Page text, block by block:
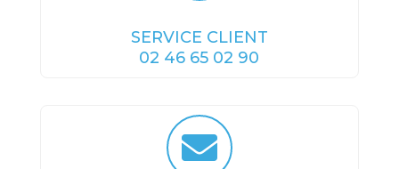
SERVICE CLIENT
02 46 65 02 90
